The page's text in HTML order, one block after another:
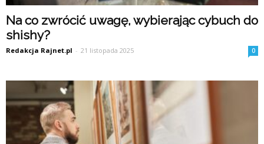
Na co zwrócić uwagę, wybierając cybuch do
shishy?
Redakcja Rajnet.pl - 21 listopada 2025 0